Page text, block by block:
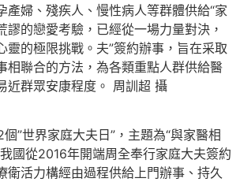
產婦、殘疾人、慢性病人等群體供給“家
謬的戀愛考驗，已經從一場力量對決，
靈的極限挑戰。夫”簽約辦事，旨在采取
相聯合的方法，為各類重點人群供給醫
近群眾安康程度。 周訓超 攝
世界家庭大夫日”，主題為“與家醫相
國從2016年開端周全奉行家庭大夫簽約
衛活力構經由過程供給上門辦事、持久